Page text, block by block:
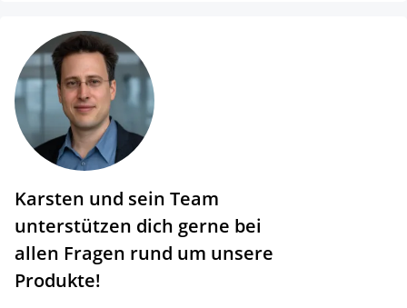
Karsten und sein Team
unterstützen dich gerne bei
allen Fragen rund um unsere
Produkte!